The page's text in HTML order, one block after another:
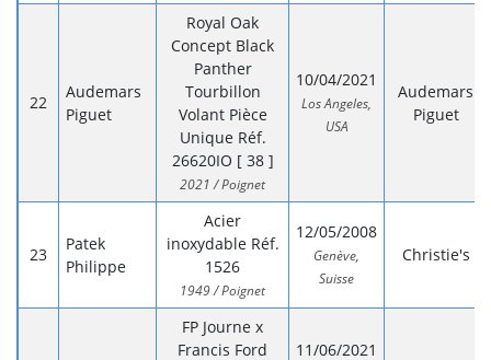
Audemars
Piguet
Royal Oak
Concept Black
Panther
Tourbillon
Volant Pièce
Unique Réf.
26620IO [ 38 ]
2021 / Poignet
10/04/2021
Los Angeles,
USA
Audemars
Piguet
Patek
Philippe
Acier
inoxydable Réf.
1526
1949 / Poignet
12/05/2008
Genève,
Suisse
Christie's
FP Journe x
Francis Ford
11/06/2021